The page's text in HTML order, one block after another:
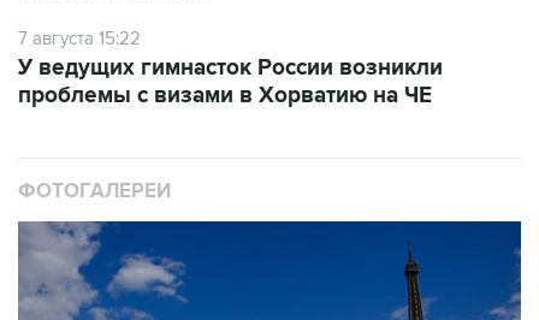
7 августа 15:22
У ведущих гимнасток России возникли
проблемы с визами в Хорватию на ЧЕ
ФОТОГАЛЕРЕИ